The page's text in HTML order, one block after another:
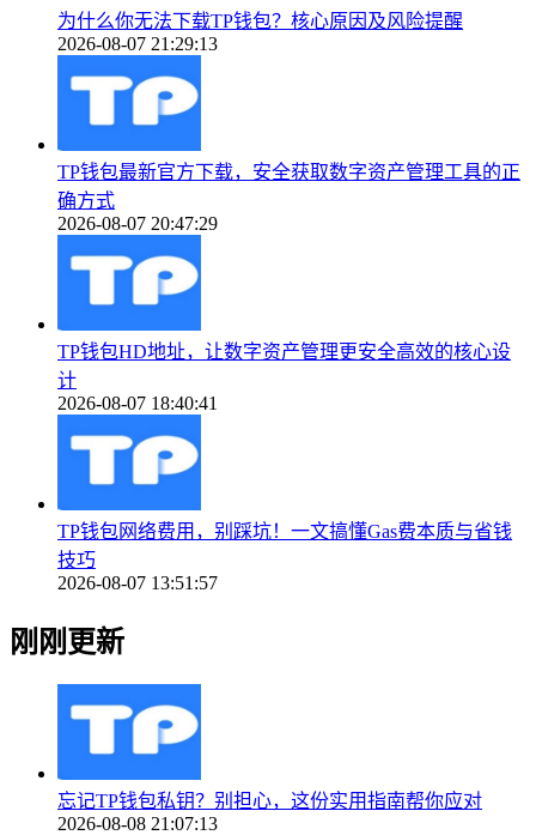
为什么你无法下载TP钱包？核心原因及风险提醒
2026-08-07 21:29:13
TP钱包最新官方下载，安全获取数字资产管理工具的正
确方式
2026-08-07 20:47:29
TP钱包HD地址，让数字资产管理更安全高效的核心设
计
2026-08-07 18:40:41
TP钱包网络费用，别踩坑！一文搞懂Gas费本质与省钱
技巧
2026-08-07 13:51:57
刚刚更新
忘记TP钱包私钥？别担心，这份实用指南帮你应对
2026-08-08 21:07:13